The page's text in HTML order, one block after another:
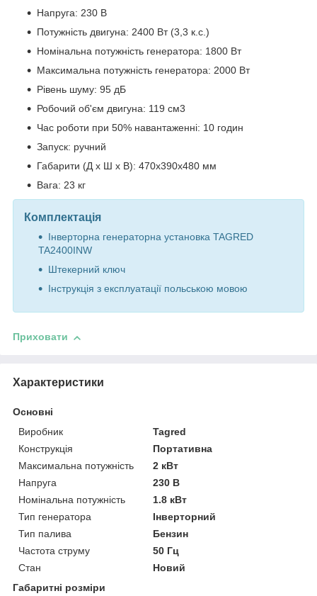
Напруга: 230 В
Потужність двигуна: 2400 Вт (3,3 к.с.)
Номінальна потужність генератора: 1800 Вт
Максимальна потужність генератора: 2000 Вт
Рівень шуму: 95 дБ
Робочий об'єм двигуна: 119 см3
Час роботи при 50% навантаженні: 10 годин
Запуск: ручний
Габарити (Д х Ш х В): 470x390x480 мм
Вага: 23 кг
Комплектація
Інверторна генераторна установка TAGRED
TA2400INW
Штекерний ключ
Інструкція з експлуатації польською мовою
Приховати
Характеристики
Основні
Виробник
Tagred
Конструкція
Портативна
Максимальна потужність
2 кВт
Напруга
230 В
Номінальна потужність
1.8 кВт
Тип генератора
Інверторний
Тип палива
Бензин
Частота струму
50 Гц
Стан
Новий
Габаритні розміри